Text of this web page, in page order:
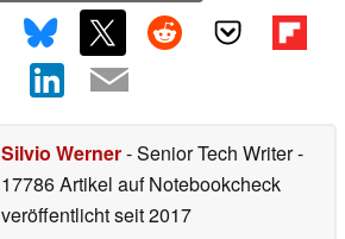
Silvio Werner- Senior Tech Writer-
17786 Artikel auf Notebookcheck
veröffentlichtseit 2017